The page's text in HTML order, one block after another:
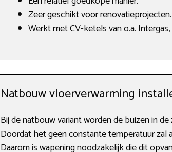
Zeer geschikt voor renovatieprojecten.
Werkt met CV-ketels van o.a.
Natbouw vloerverwarming
Bij de natbouw variant worden de buizen in
Doordat het geen constante temperatuur zal
Daarom is wapening noodzakelijk die dit